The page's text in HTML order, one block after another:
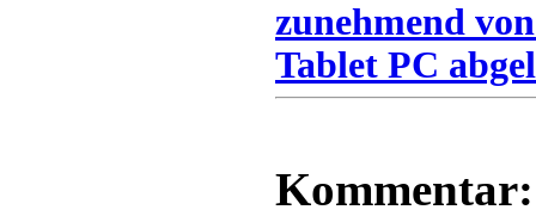
zunehmend
Tablet PC
Kommentar: